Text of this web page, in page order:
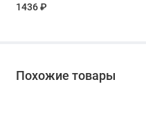
молотковая серая 0,5
1436 ₽
Похожие товары